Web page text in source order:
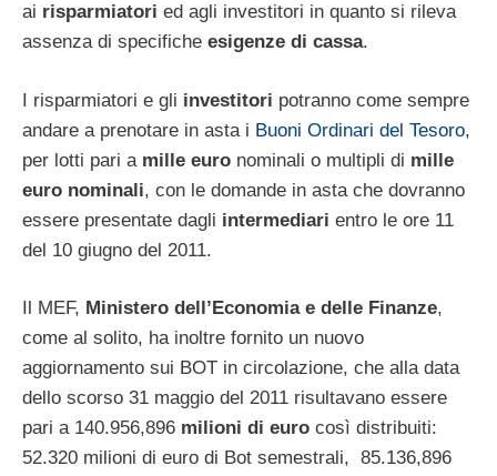
ai risparmiatori ed agli investitori in quanto si rileva
assenza di specifiche esigenze di cassa.
I risparmiatori e gli investitori potranno come sempre
andare a prenotare in asta i Buoni Ordinari del Tesoro,
per lotti pari a mille euro nominali o multipli di mille
euro nominali, con le domande in asta che dovranno
essere presentate dagli intermediari entro le ore 11
del 10 giugno del 2011.
Il MEF, Ministero dell’Economia e delle Finanze,
come al solito, ha inoltre fornito un nuovo
aggiornamento sui BOT in circolazione, che alla data
dello scorso 31 maggio del 2011 risultavano essere
pari a 140.956,896 milioni di euro così distribuiti:
52.320 milioni di euro di Bot semestrali, 85.136,896